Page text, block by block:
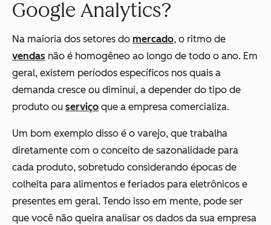
Google Analytics?
Na maioria dos setores do mercado, o ritmo de
vendas não é homogêneo ao longo de todo o ano. Em
geral, existem períodos específicos nos quais a
demanda cresce ou diminui, a depender do tipo de
produto ou serviço que a empresa comercializa.
Um bom exemplo disso é o varejo, que trabalha
diretamente com o conceito de sazonalidade para
cada produto, sobretudo considerando épocas de
colheita para alimentos e feriados para eletrônicos e
presentes em geral. Tendo isso em mente, pode ser
que você não queira analisar os dados da sua empresa